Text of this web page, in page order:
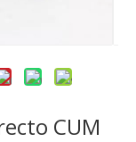
CUM